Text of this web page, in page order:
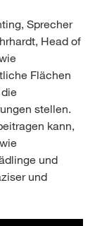
Sprecher
Head of
Flächen
stellen.
kann,
und
und